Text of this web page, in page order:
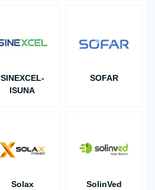
SINEXCEL-
ISUNA
SOFAR
Solax
SolinVed